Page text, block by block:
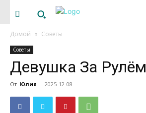
Домой Советы
Советы
Девушка За Рулём
От Юлия - 2025-12-08